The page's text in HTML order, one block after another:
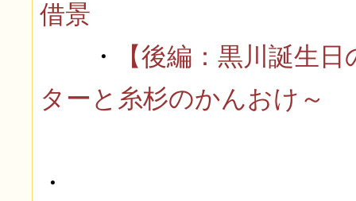
借景
・
【後編：黒川誕生
ターと糸杉のかんおけ～
・